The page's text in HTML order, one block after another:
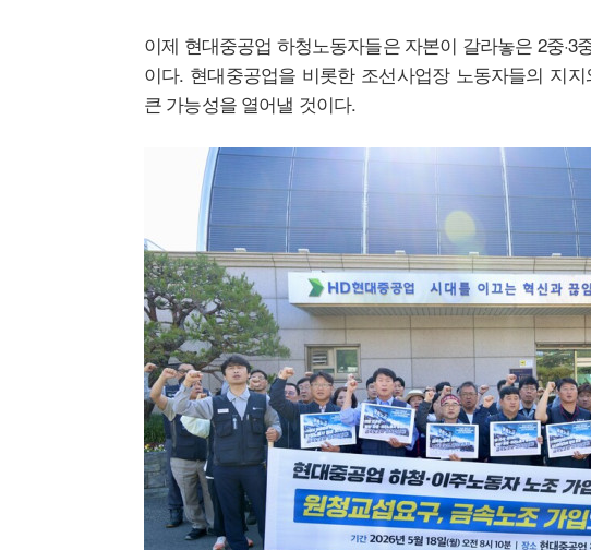
이제 현대중공업 하청노동자들은 자본이 갈라놓은 2중
이다. 현대중공업을 비롯한 조선사업장 노동자들의 지
큰 가능성을 열어낼 것이다.